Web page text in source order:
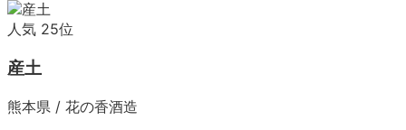
人気 25位
産土
熊本県 / 花の香酒造